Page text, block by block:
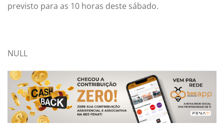
previsto para as 10 horas deste sábado.
NULL